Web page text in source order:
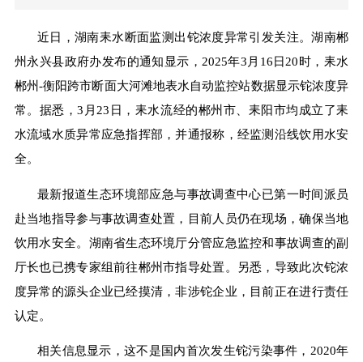
近日，湖南耒水断面监测出铊浓度异常引发关注。湖南郴
州永兴县政府办发布的通知显示，2025年3月16日20时，耒水
郴州-衡阳跨市断面大河滩地表水自动监控站数据显示铊浓度异
常。据悉，3月23日，耒水流经的郴州市、耒阳市均成立了耒
水流域水质异常应急指挥部，并通报称，经监测沿线饮用水安
全。
最新报道生态环境部应急与事故调查中心已第一时间派员
赴当地指导参与事故调查处置，目前人员仍在现场，确保当地
饮用水安全。湖南省生态环境厅分管应急监控和事故调查的副
厅长也已携专家组前往郴州市指导处置。另悉，导致此次铊浓
度异常的源头企业已经摸清，非涉铊企业，目前正在进行责任
认定。
相关信息显示，这不是国内首次发生铊污染事件，2020年